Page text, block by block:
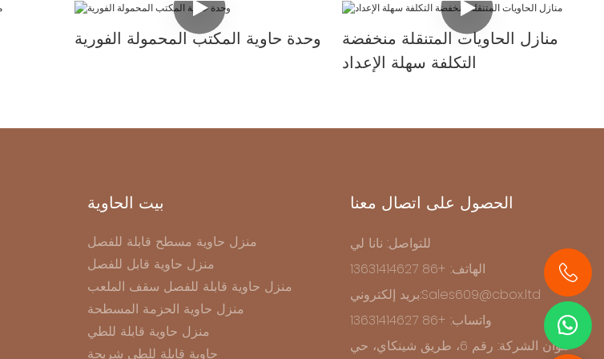
وحدة حاوية المكتب المحمولة الفورية
منازل الحاويات المتنقلة منخفضة
التكلفة سهلة الإعداد
بيت الحاوية
منزل حاوية مسطح قابلة للفصل
منزل حاوية قابل للفصل
منزل حاوية قابلة للفصل سقف الملعب
منزل حاوية الحزمة المسطحة
منزل حاوية قابلة للطي
حاوية قابلة للطي شريحة
الحصول على اتصال معنا
للتواصل: نانا لي
الهاتف: +86 13631414627
بريد إلكتروني:Sales609@cbox.ltd
واتساب: +86 13631414627
عنوان الشركة: رقم 6، طريق شينكاي، حي